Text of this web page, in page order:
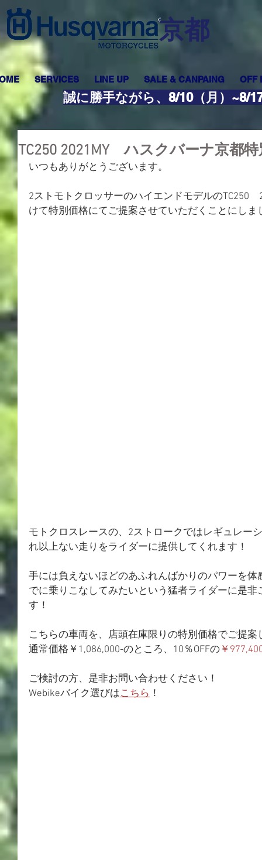
​京都
SERVICES LINE UP SALE & CANPAING OFF
誠に勝手ながら、8/10（月）~8/
TC250 2021MY ハスクバーナ京都
いつもありがとうございます。
2ストモトクロッサーのハイエンドモデルのTC250
けて特別価格にてご提案させていただくことにしま
モトクロスレースの、2ストロークではレギュレー
れ以上ない走りをライダーに提供してくれます！
手には負えないほどのあふれんばかりのパワーを
でに乗りこなしてみたいという猛者ライダーに是
す！
こちらの車両を、店頭在庫限りの特別価格でご提案
通常価格￥1,086,000-のところ、10％OFFの ￥
ご検討の方、是非お問い合わせください！
Webikeバイク選びはこちら ！